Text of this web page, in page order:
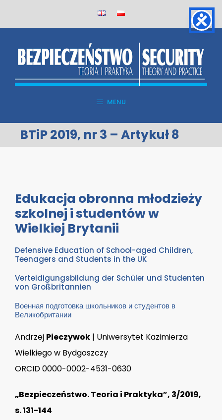
MENU
BTiP 2019, nr 3 – Artykuł 8
Edukacja obronna młodzieży
szkolnej i studentów w
Wielkiej Brytanii
Defensive Education of School-aged Children,
Teenagers and Students in the UK
Verteidigungsbildung der Schüler und Studenten
von Großbritannien
Военная подготовка школьников и студентов в
Великобритании
Andrzej Pieczywok | Uniwersytet Kazimierza
Wielkiego w Bydgoszczy
ORCID 0000-0002-4531-0630
„Bezpieczeństwo. Teoria i Praktyka”, 3/2019,
s. 131-144